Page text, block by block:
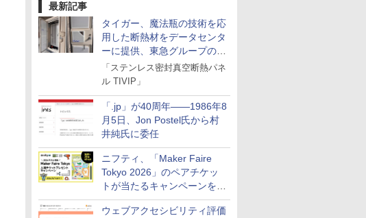
最新記事
タイガー、魔法瓶の技術を応
用した断熱材をデータセンタ
ーに提供、東急グループの実
証実験で
「ステンレス密封真空断熱パネ
ル TIVIP」
「.jp」が40周年――1986年8
月5日、Jon Postel氏から村
井純氏に委任
ニフティ、「Maker Faire
Tokyo 2026」のペアチケッ
トが当たるキャンペーンをX
で実施。8月16日まで
ウェブアクセシビリティ評価